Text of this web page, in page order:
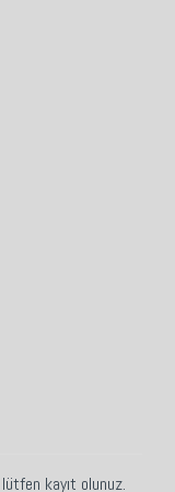
kayıt olunuz.